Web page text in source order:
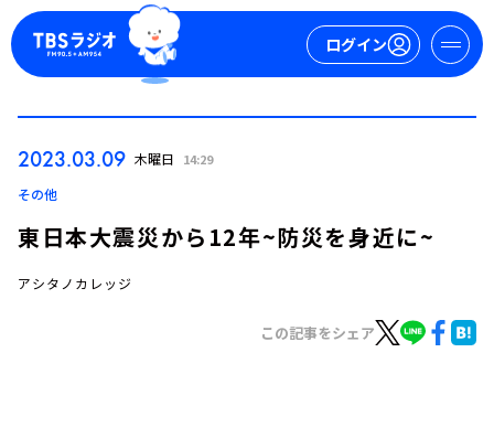
ログイン
2023.03.09 木曜日 14:29
その他
東日本大震災から12年~防災を身近に~
アシタノカレッジ
この記事をシェア